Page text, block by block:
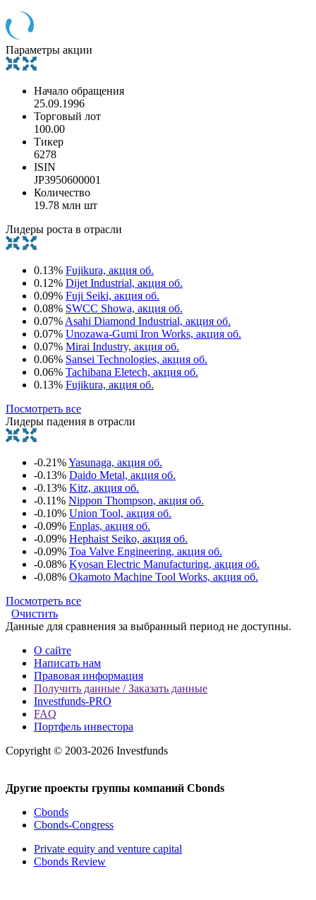
Параметры акции
Начало обращения
25.09.1996
Торговый лот
100.00
Тикер
6278
ISIN
JP3950600001
Количество
19.78 млн шт
Лидеры роста в отрасли
0.13% Fujikura, акция об.
0.12% Dijet Industrial, акция об.
0.09% Fuji Seiki, акция об.
0.08% SWCC Showa, акция об.
0.07% Asahi Diamond Industrial, акция об.
0.07% Unozawa-Gumi Iron Works, акция об.
0.07% Mirai Industry, акция об.
0.06% Sansei Technologies, акция об.
0.06% Tachibana Eletech, акция об.
0.13% Fujikura, акция об.
Посмотреть все
Лидеры падения в отрасли
-0.21%Yasunaga, акция об.
-0.13% Daido Metal, акция об.
-0.13% Kitz, акция об.
-0.11% Nippon Thompson, акция об.
-0.10% Union Tool, акция об.
-0.09% Enplas, акция об.
-0.09% Hephaist Seiko, акция об.
-0.09% Toa Valve Engineering, акция об.
-0.08% Kyosan Electric Manufacturing, акция об.
-0.08% Okamoto Machine Tool Works, акция об.
Посмотреть все
Очистить
Данные для сравнения за выбранный период не доступны.
О сайте
Написать нам
Правовая информация
Получить данные / Заказать данные
Investfunds-PRO
FAQ
Портфель инвестора
Copyright © 2003-2026 Investfunds
Другие проекты группы компаний Cbonds
Cbonds
Cbonds-Congress
Private equity and venture capital
Cbonds Review